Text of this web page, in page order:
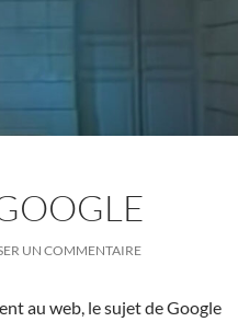
UN COMMENTAIRE
au web, le sujet de Google